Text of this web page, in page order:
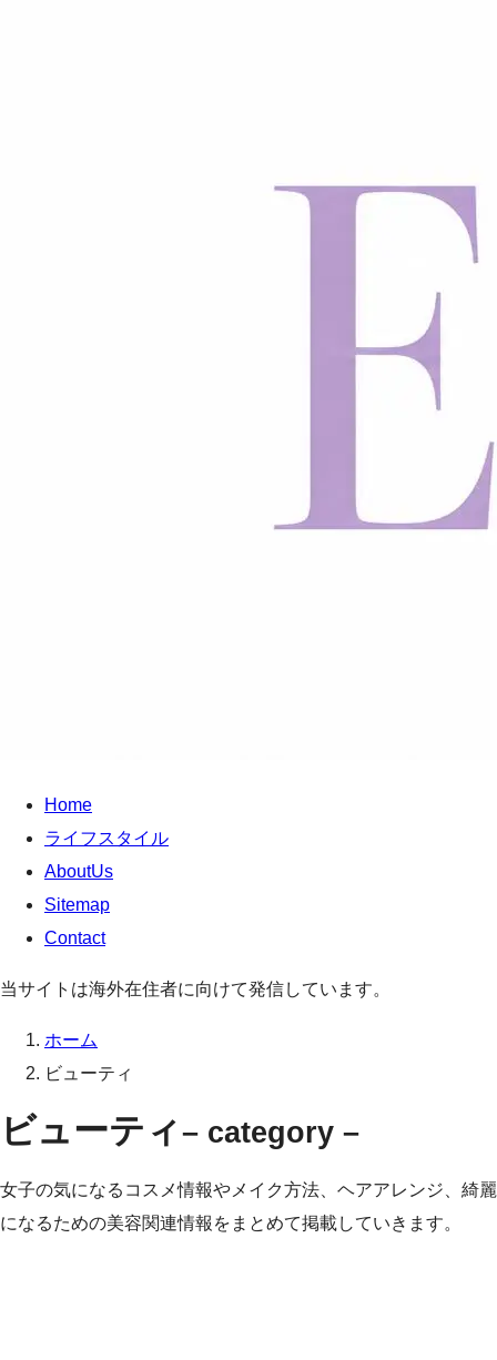
Home
ライフスタイル
AboutUs
Sitemap
Contact
当サイトは海外在住者に向けて発信しています。
ホーム
ビューティ
ビューティ– category –
女子の気になるコスメ情報やメイク方法、ヘアアレンジ、綺麗
になるための美容関連情報をまとめて掲載していきます。